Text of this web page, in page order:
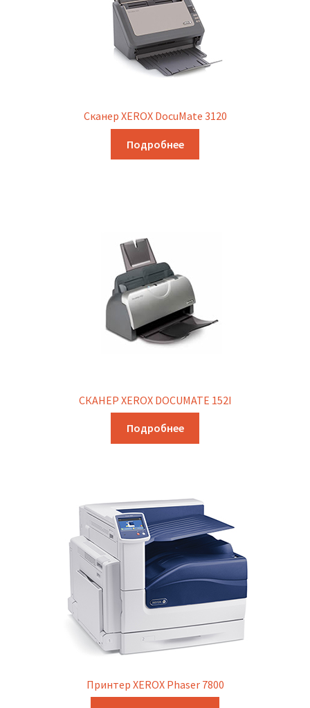
Сканер XEROX DocuMate 3120
Подробнее
СКАНЕР XEROX DOCUMATE 152I
Подробнее
Принтер XEROX Phaser 7800